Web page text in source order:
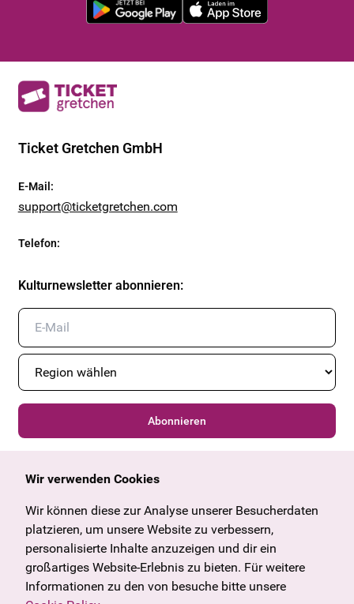
Ticket Gretchen GmbH
E-Mail :
support@ticketgretchen.com
Telefon:
Kulturnewsletter abonnieren:
Abonnieren
Allgemein
Angebote & News
U27
Geschenkgutschein
Häufige Fragen
Wien
Tirol
Vorarlberg
Burgenland
Salzburg
Wir verwenden Cookies
Wir können diese zur Analyse unserer Besucherdaten
platzieren, um unsere Website zu verbessern,
personalisierte Inhalte anzuzeigen und dir ein
großartiges Website-Erlebnis zu bieten. Für weitere
Informationen zu den von besuche bitte unsere